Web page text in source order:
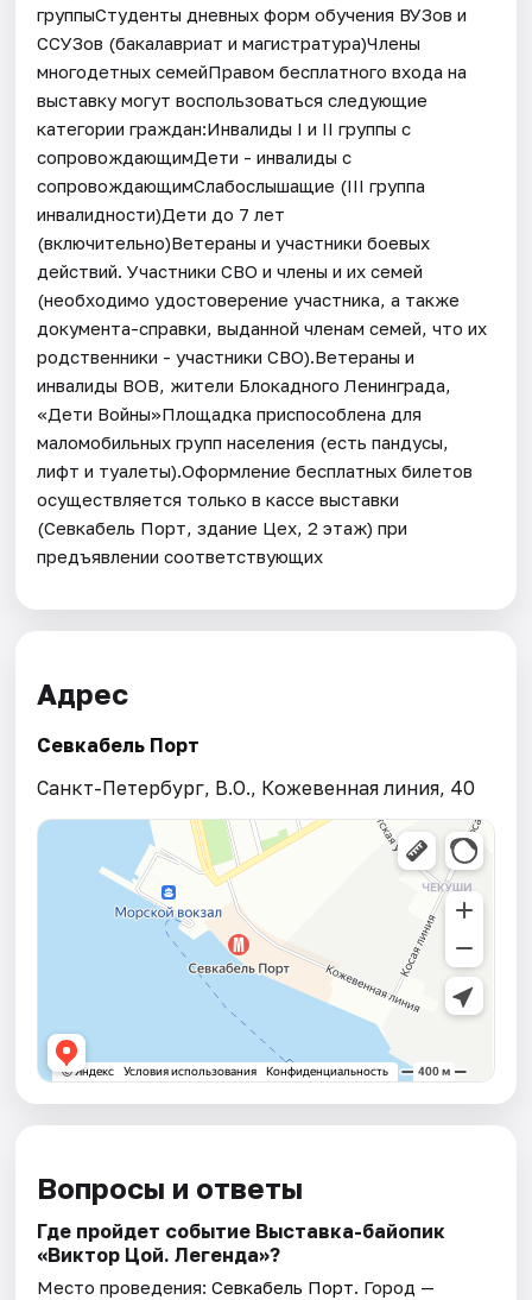
Адрес
Севкабель Порт
Санкт-Петербург, В.О., Кожевенная линия, 40
Вопросы и ответы
Где пройдет событие Выставка-байопик
«Виктор Цой. Легенда»?
Место проведения:Севкабель Порт. Город —